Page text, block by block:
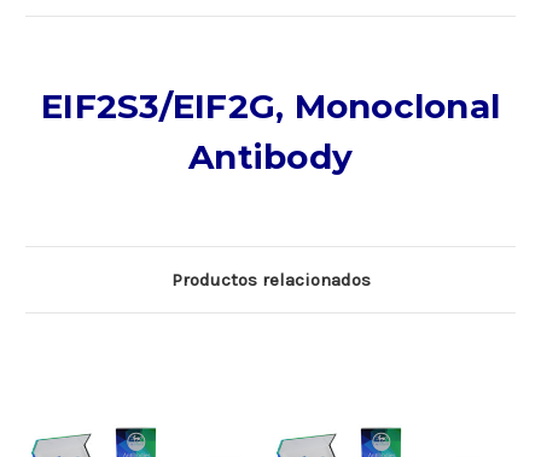
EIF2S3/EIF2G, Monoclonal
Antibody
Productos relacionados